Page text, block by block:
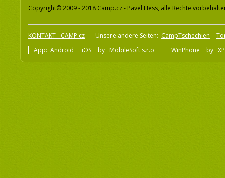
Copyright© 2009 - 2018 Camp.cz - Pavel Hess, alle Rechte
KONTAKT - CAMP.cz Unsere andere Seiten: CampTschechien
App: Android iOS by MobileSoft s.r.o WinPhone by